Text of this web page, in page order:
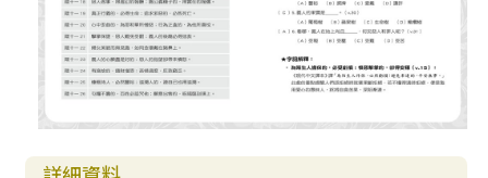
✔ 讓家庭敬拜成為孩子靈命成長的雙翼，與教會牧養互相呼
應。
✔ 減少親子代溝，在屬靈的陪伴中建立愛與信任。
✔ 提供清楚的帶領手冊，即使是第一次帶領家庭祭壇的父
母，也能輕鬆上手。